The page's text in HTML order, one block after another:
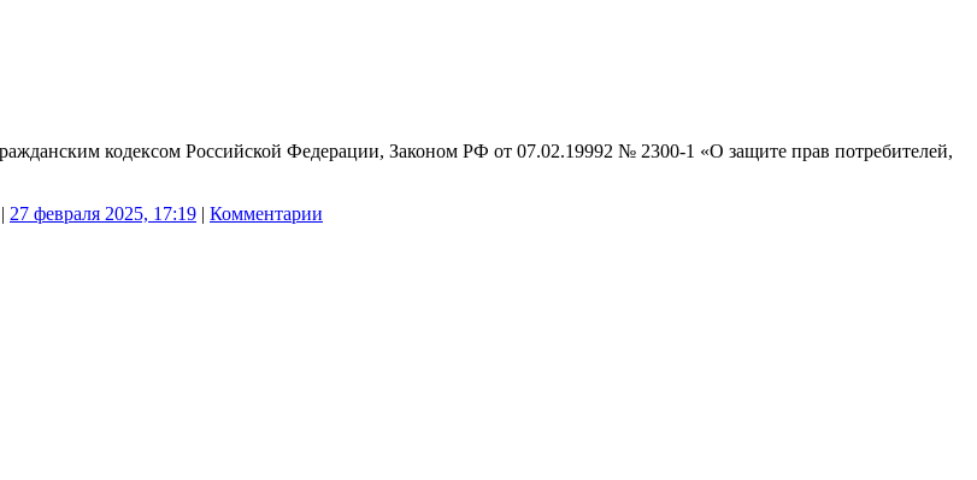
кодексом Российской Федерации, Законом РФ от 07.02.19992 № 2300-1 «О защите прав потребителей,
| 27 февраля 2025, 17:19 | Комментарии